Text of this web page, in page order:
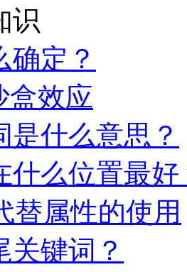
识
确定？
盒效应
是什么意思？
什么位置最好
替属性的使用
关键词？